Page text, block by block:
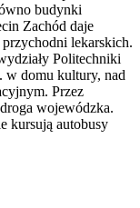
budynki
Zachód daje
lekarskich.
Politechniki
w domu kultury, nad
Przez
wojewódzka.
kursują autobusy